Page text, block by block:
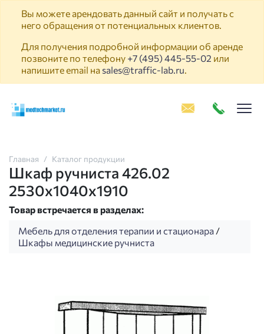
Вы можете арендовать данный сайт и получать с
него обращения от потенциальных клиентов.
Для получения подробной информации об аренде
позвоните по телефону +7 (495) 445-55-02 или
напишите email на sales@traffic-lab.ru.
Главная Каталог продукции
Шкаф ручниста 426.02
2530х1040х1910
Товар встречается в разделах:
Мебель для отделения терапии и стационара /
Шкафы медицинские ручниста